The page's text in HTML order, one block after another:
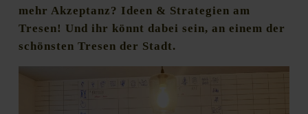
mehr Akzeptanz? Ideen & Strategien am
Tresen! Und ihr könnt dabei sein, an einem der
schönsten Tresen der Stadt.